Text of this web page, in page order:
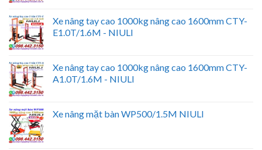
Xe nâng tay cao 1000kg nâng cao 1600mm CTY-
E1.0T/1.6M - NIULI
Xe nâng tay cao 1000kg nâng cao 1600mm CTY-
A1.0T/1.6M - NIULI
Xe nâng mặt bàn WP500/1.5M NIULI